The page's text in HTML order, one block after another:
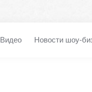
Видео Новости шоу-